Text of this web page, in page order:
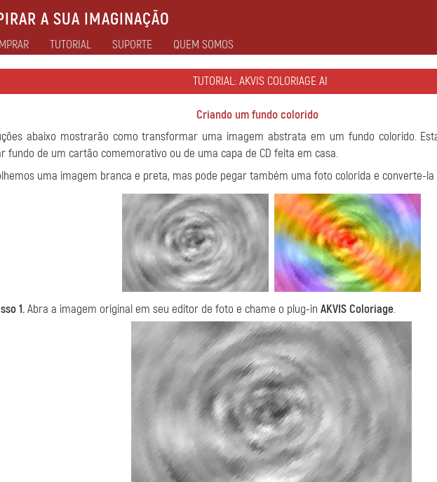
A SUA IMAGINAÇÃO
TUTORIAL SUPORTE QUEM SOMOS
TUTORIAL: AKVIS COLORIAGE AI
Criando um fundo colorido
abaixo mostrarão como transformar uma imagem abstrata em um fundo colorido.
fundo de um cartão comemorativo ou de uma capa de CD feita em casa.
uma imagem branca e preta, mas pode pegar também uma foto colorida e converte-la
1.Abra a imagem original em seu editor de foto e chame o plug-in AKVIS Coloriage.